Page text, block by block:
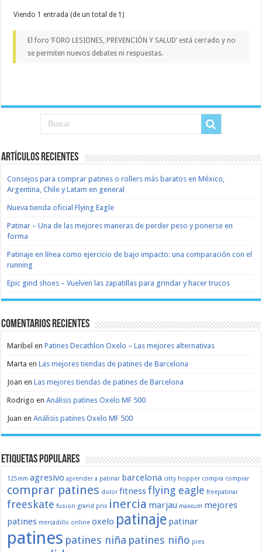
Viendo 1 entrada (de un total de 1)
El foro ‘FORO LESIONES, PREVENCIÓN Y SALUD’ está cerrado y no
se permiten nuevos debates ni respuestas.
Artículos recientes
Consejos para comprar patines o rollers más baratos en México,
Argentina, Chile y Latam en general
Nueva tienda oficial Flying Eagle
Patinar – Una de las mejores maneras de perder peso y ponerse en
forma
Patinaje en línea como ejercicio de bajo impacto: una comparación con el
running
Epic gind shoes – Vuelven las zapatillas para grindar y hacer trucos
Comentarios recientes
Maribel enPatines Decathlon Oxelo – Las mejores alternativas
Marta enLas mejores tiendas de patines de Barcelona
Joan enLas mejores tiendas de patines de Barcelona
Rodrigo enAnálisis patines Oxelo MF 500
Juan enAnálisis patines Oxelo MF 500
Etiquetas populares
125mm agresivo aprender a patinar barcelona citty hopper compra comprar
comprar patines dolor fitnessflying eagle freepatinar
freeskate fusion grand prix inercia marjau maxxum mejores
patines mercadillo online oxelo patinaje patinar
patines patines niña patines niño pies